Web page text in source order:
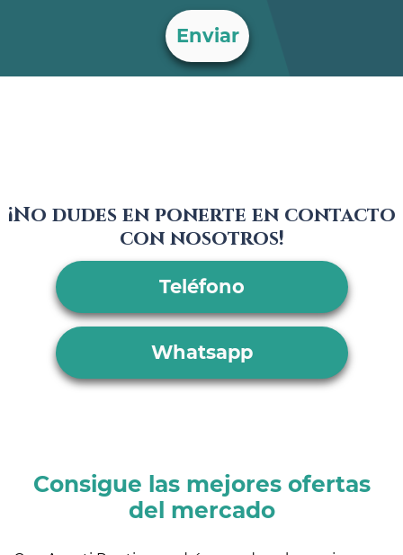
¡No dudes en ponerte en contacto
con nosotros!
Teléfono
Whatsapp
Consigue las mejores ofertas
del mercado